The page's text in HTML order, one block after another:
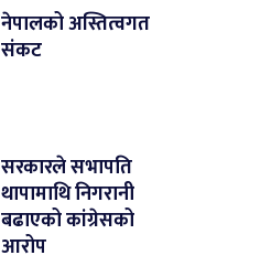
नेपालको अस्तित्वगत
संकट
सरकारले सभापति
थापामाथि निगरानी
बढाएको कांग्रेसको
आरोप